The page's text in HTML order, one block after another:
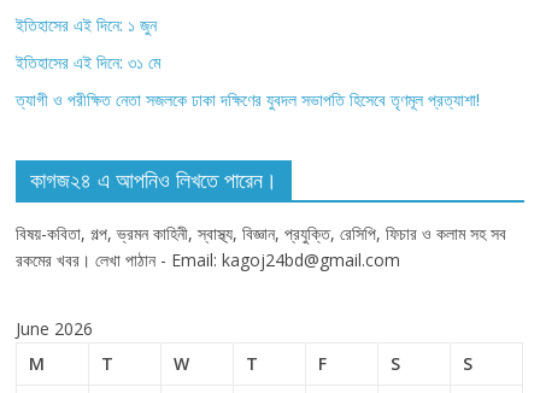
ইতিহাসের এই দিনে: ১ জুন
ইতিহাসের এই দিনে: ৩১ মে
ত্যাগী ও পরীক্ষিত নেতা সজলকে ঢাকা দক্ষিণের যুবদল সভাপতি হিসেবে তৃণমূল প্রত্যাশা!
কাগজ২৪ এ আপনিও লিখতে পারেন।
বিষয়-কবিতা, গল্প, ভ্রমন কাহিনী, স্বাস্থ্য, বিজ্ঞান, প্রযুক্তি, রেসিপি, ফিচার ও কলাম সহ সব
রকমের খবর। লেখা পাঠান - Email: kagoj24bd@gmail.com
June 2026
M
T W T F S S